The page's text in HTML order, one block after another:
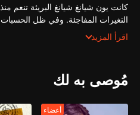
كانت يون شيانغ شيانغ البريئة تنعم
في خطر. ومن أجل حماية والدتها،
مرات، نشأت يون شيانغ شيانغ في
اقرأ المزيد
مُوصى به لك
أعضاء